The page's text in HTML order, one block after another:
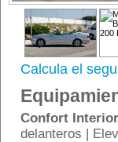
Calcula el
Confort Interior
delanteros |